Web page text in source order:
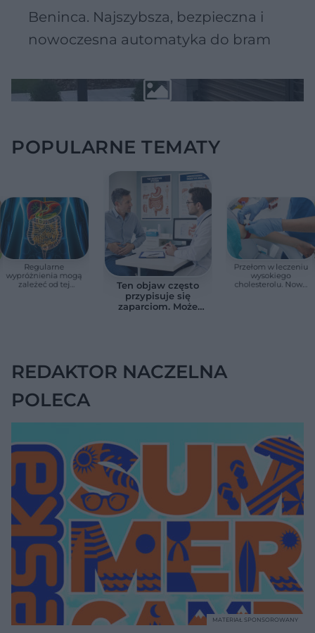
Beninca. Najszybsza, bezpieczna i
nowoczesna automatyka do bram
POPULARNE TEMATY
Regularne
wypróżnienia mogą
zależeć od tej
Ten objaw często
przypisuje się
zaparciom. Może
Przełom w leczeniu
wysokiego
cholesterolu. Nowa
REDAKTOR NACZELNA
POLECA
MATERIAŁ SPONSOROWANY